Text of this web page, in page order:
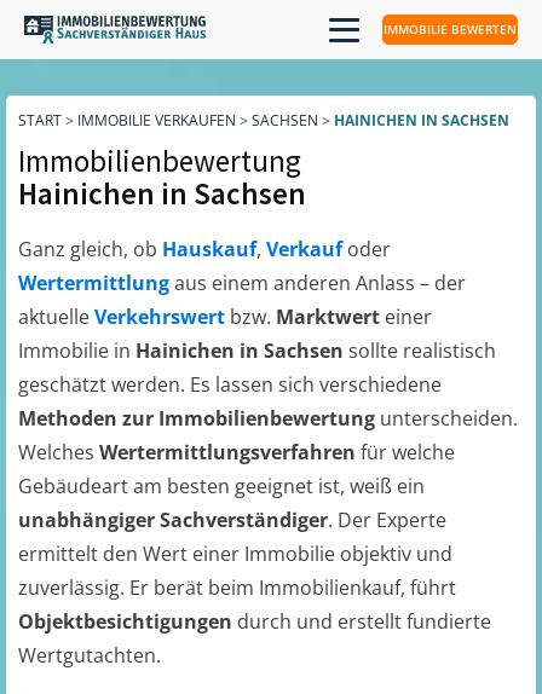
IMMOBILIE BEWERTEN
START> IMMOBILIE VERKAUFEN > SACHSEN > HAINICHEN IN SACHSEN
Immobilienbewertung
Hainichen in Sachsen
Ganz gleich, ob Hauskauf, Verkaufoder
Wertermittlungaus einem anderen Anlass – der
aktuelleVerkehrswert bzw. Marktwert einer
Immobilie in Hainichen in Sachsen sollte realistisch
geschätzt werden. Es lassen sich verschiedene
Methoden zur Immobilienbewertung unterscheiden.
Welches Wertermittlungsverfahren für welche
Gebäudeart am besten geeignet ist, weiß ein
unabhängiger Sachverständiger. Der Experte
ermittelt den Wert einer Immobilie objektiv und
zuverlässig. Er berät beim Immobilienkauf, führt
Objektbesichtigungen durch und erstellt fundierte
Wertgutachten.